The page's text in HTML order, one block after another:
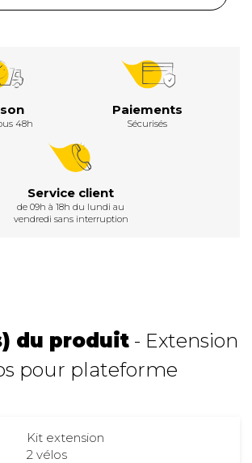
48h
Paiements
Sécurisés
Service client
de 09h à 18h du lundi au
vendredi sans interruption
du produit - Extension
pour plateforme
Kit extension
2 vélos